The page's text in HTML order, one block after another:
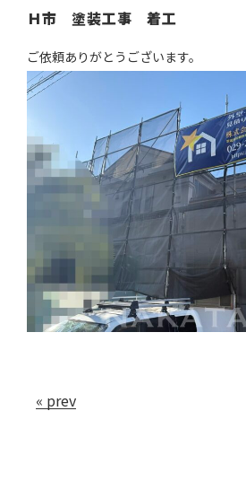
施工実績
お知らせ
会社案内
お問い合わせ
Ｈ市 塗装工事 着工
ご依頼ありがとうございます。
« prev